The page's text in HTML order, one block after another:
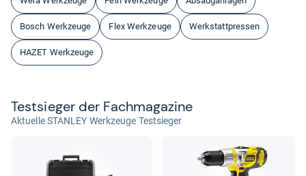
Bosch Werkzeuge Flex Werkzeuge Werkstattpressen
HAZET Werkzeuge
Test­sie­ger der Fach­ma­ga­zine
Aktuelle STANLEY Werkzeuge Testsieger